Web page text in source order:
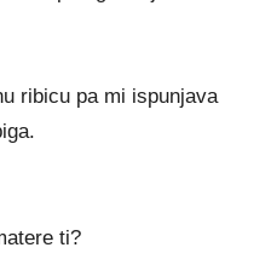
ribicu pa mi ispunjava
ti?